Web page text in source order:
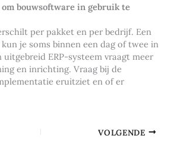
bouwsoftware in gebruik te
per pakket en per bedrijf. Een
je soms binnen een dag of twee in
uitgebreid ERP-systeem vraagt meer
en inrichting. Vraag bij de
eruitziet en of er
VOLGENDE